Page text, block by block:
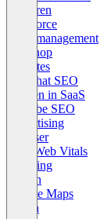
Retouren
Salesforce
Selbstmanagement
Webshop
Websites
Whitehat SEO
Women in SaaS
Youtube SEO
Advertising
Browser
Core Web Vitals
Crawling
Design
Google Maps
Health